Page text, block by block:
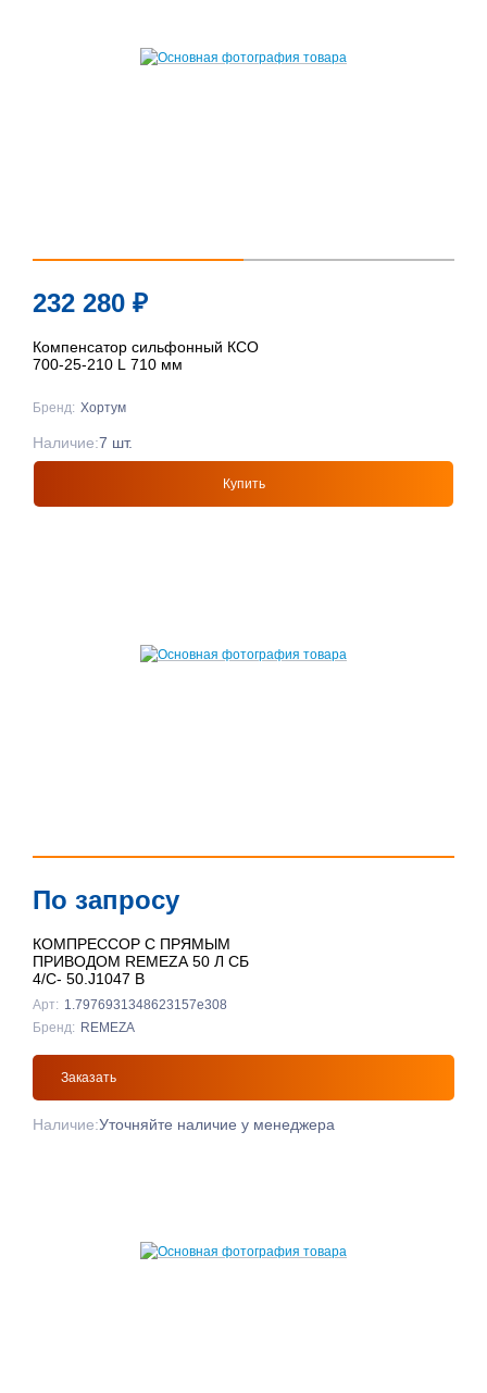
232 280 ₽
Компенсатор сильфонный КСО
700-25-210 L 710 мм
Бренд: Хортум
Купить
Наличие:7 шт.
По запросу
КОМПРЕССОР С ПРЯМЫМ
ПРИВОДОМ REMEZA 50 Л СБ
4/С- 50.J1047 B
Арт: 1.7976931348623157e308
Бренд: REMEZA
Заказать
Наличие:Уточняйте наличие у менеджера